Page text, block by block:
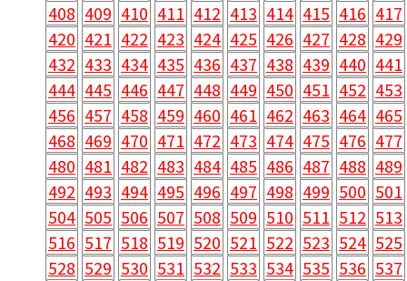
408 409 410 411 412 413 414 415 416 417
420 421 422 423 424 425 426 427 428 429
432 433 434 435 436 437 438 439 440 441
444 445 446 447 448 449 450 451 452 453
456 457 458 459 460 461 462 463 464 465
468 469 470 471 472 473 474 475 476 477
480 481 482 483 484 485 486 487 488 489
492 493 494 495 496 497 498 499 500 501
504 505 506 507 508 509 510 511 512 513
516 517 518 519 520 521 522 523 524 525
528 529 530 531 532 533 534 535 536 537